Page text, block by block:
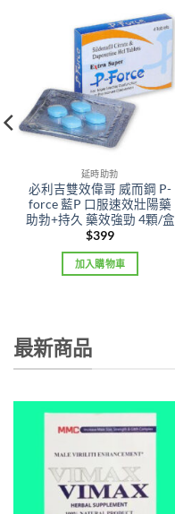
延時助勃
必利吉雙效偉哥 威而鋼 P-
force 藍P 口服速效壯陽藥
助勃+持久 藥效強勁 4顆/盒
$399
加入購物車
最新商品